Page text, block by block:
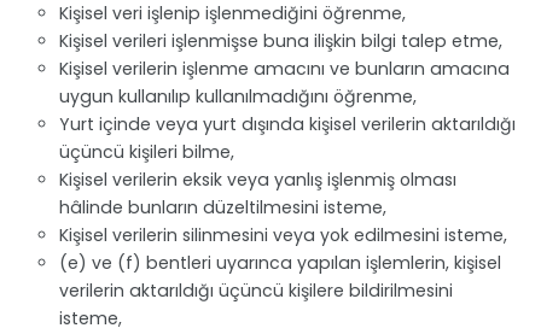
Kişisel veri işlenip işlenmediğini öğrenme,
Kişisel verileri işlenmişse buna ilişkin bilgi talep etme,
Kişisel verilerin işlenme amacını ve bunların amacına
uygun kullanılıp kullanılmadığını öğrenme,
Yurt içinde veya yurt dışında kişisel verilerin aktarıldığı
üçüncü kişileri bilme,
Kişisel verilerin eksik veya yanlış işlenmiş olması
hâlinde bunların düzeltilmesini isteme,
Kişisel verilerin silinmesini veya yok edilmesini isteme,
(e) ve (f) bentleri uyarınca yapılan işlemlerin, kişisel
verilerin aktarıldığı üçüncü kişilere bildirilmesini
isteme,